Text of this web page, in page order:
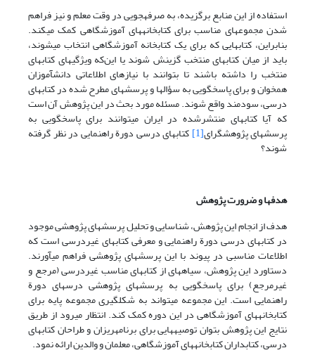
استفاده از این منابع برگزیده، به صرفه‏جویی در وقت معلم و نیز فراهم
شدن مجموعه‏ای مناسب برای کتابخانه‏های آموزشگاهی کمک می‏کند.
بنابراین، کتابهایی که برای یک کتابخانه آموزشگاهی انتخاب می‏شوند،
باید از میان کتابهای منتخب گزینش شوند یا این‌که ویژگیهای کتابهای
منتخب را داشته باشند تا بتوانند با نیازهای اطلاعاتی دانش‎آموزان
همخوان و برای پاسخگویی به سؤالها و پرسشهای مطرح شده در کتابهای
درسی، سودمند واقع شوند. مسئله مورد بحث در این پژوهش آن است
که آیا کتابهای منتشرشده در ایران می‏توانند برای پاسخگویی به
پرسشهای پژوهش‏‏گرای[1] کتابهای درسی دورة راهنمایی در نظر گرفته
شوند؟
هدفها و ضرورت پژوهش
هدف از انجام این پژوهش، شناسایی و تحلیل پرسشهای پژوهشی موجود
در کتابهای درسی دورة راهنمایی و معرفی کتابهای غیردرسی است که
اطلاعات مناسبی در پیوند با این پرسشهای پژوهشی فراهم می‏آورند.
دستاورد این پژوهش، سیاهه‏ای از کتابهای مناسب غیردرسی (مرجع و
غیرمرجع) برای پاسخگویی به پرسشهای پژوهشی درسهای دورة
راهنمایی است. این مجموعه می‏تواند به شکل‏گیری مجموعه‏ پایه برای
کتابخانه‏های آموزشگاهی در این دوره کمک کند. انتظار می‏رود از طریق
نتایج این پژوهش بتوان توصیه‏هایی برای برنامه‏ریزان و طراحان کتابهای
درسی، کتابداران کتابخانه‏های آموزشگاهی، معلمان و والدین ارائه نمود.